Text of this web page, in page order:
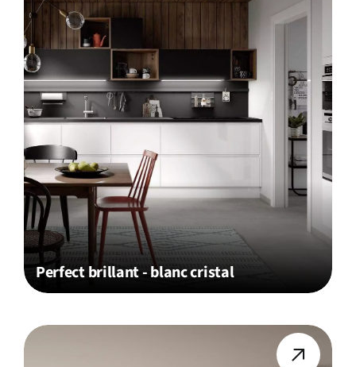
Perfect brillant - blanc cristal